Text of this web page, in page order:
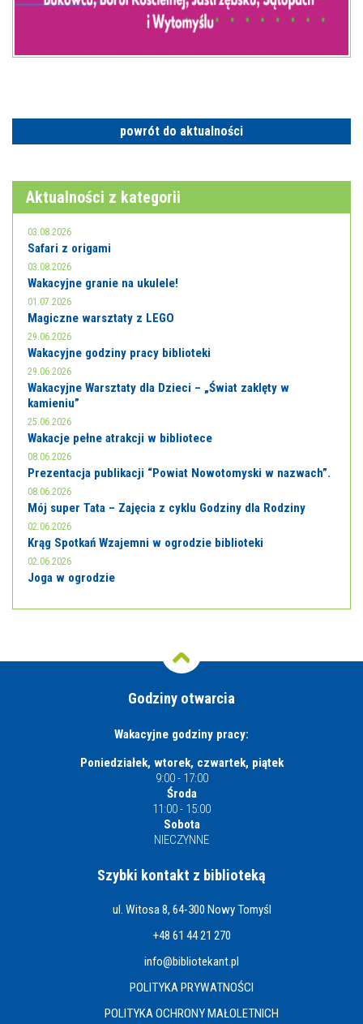
powrót do aktualności
Aktualności z kategorii
03.08.2026
Safari z origami
03.08.2026
Wakacyjne granie na ukulele!
01.07.2026
Magiczne warsztaty z LEGO
29.06.2026
Wakacyjne godziny pracy biblioteki
29.06.2026
Wakacyjne Warsztaty dla Dzieci – „Świat zaklęty w
kamieniu”
25.06.2026
Wakacje pełne atrakcji w bibliotece
08.06.2026
Prezentacja publikacji “Powiat Nowotomyski w nazwach”.
08.06.2026
Mój super Tata – Zajęcia z cyklu Godziny dla Rodziny
02.06.2026
Krąg Spotkań Wzajemni w ogrodzie biblioteki
02.06.2026
Joga w ogrodzie
Godziny otwarcia
Wakacyjne godziny pracy:
Poniedziałek, wtorek, czwartek, piątek
9:00 - 17:00
Środa
11:00 - 15:00
Sobota
NIECZYNNE
Szybki kontakt z biblioteką
ul. Witosa 8, 64-300 Nowy Tomyśl
+48 61 44 21 270
info@bibliotekant.pl
POLITYKA PRYWATNOŚCI
POLITYKA OCHRONY MAŁOLETNICH